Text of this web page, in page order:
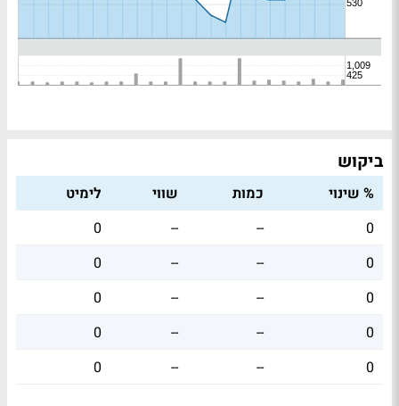
ביקוש
% שינוי כמות שווי
לימיט
0
--
--
0
0
--
--
0
0
--
--
0
0
--
--
0
0
--
--
0